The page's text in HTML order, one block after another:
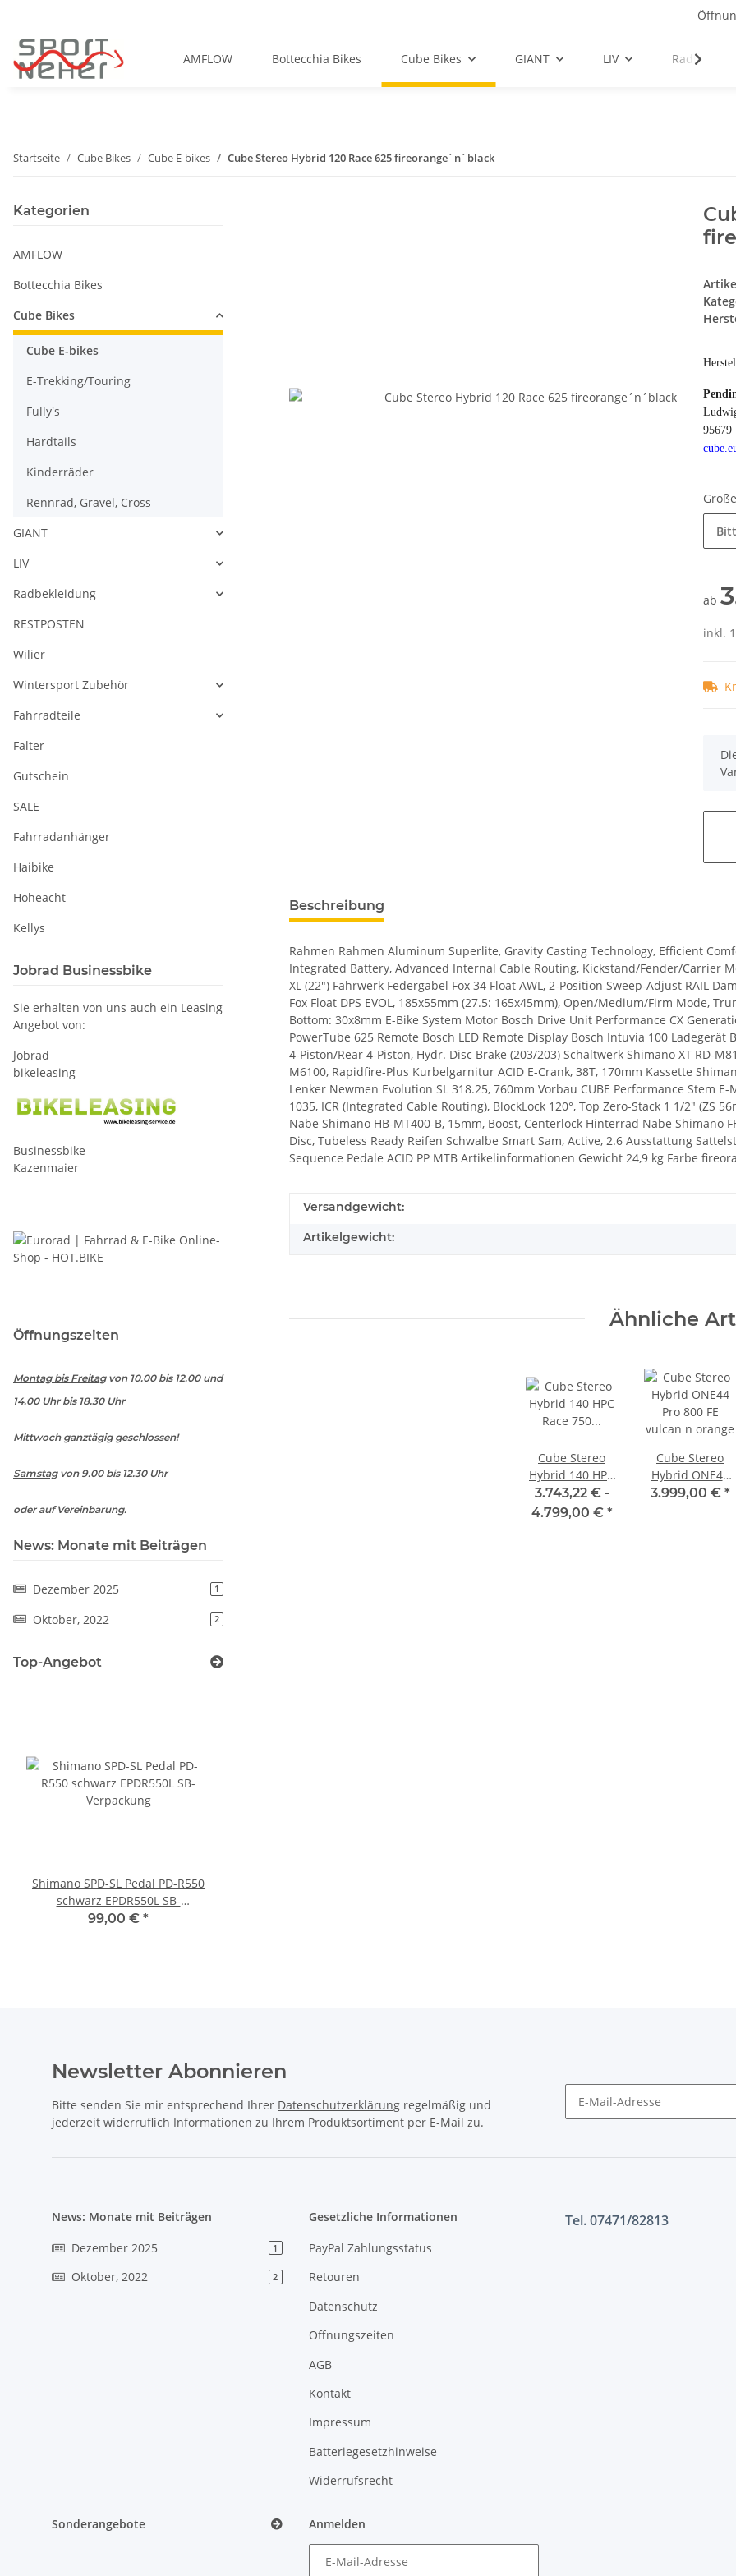
AMFLOW Bottecchia Bikes Cube Bikes GIANT LIV
Startseite Cube Bikes Cube E-bikes Cube Stereo Hybrid 120 Race 625 fireorange´n´black
95679
Größe
ab
inkl.
x
Beschreibung
Rahmen Rahmen Aluminum Superlite, Gravity Casting Technology, Efficient
Integrated Battery, Advanced Internal Cable Routing, Kickstand/Fender/Carrier
XL (22") Fahrwerk Federgabel Fox 34 Float AWL, 2-Position Sweep-Adjust RAIL
Fox Float DPS EVOL, 185x55mm (27.5: 165x45mm), Open/Medium/Firm Mode,
Bottom: 30x8mm E-Bike System Motor Bosch Drive Unit Performance CX
PowerTube 625 Remote Bosch LED Remote Display Bosch Intuvia 100
4-Piston/Rear 4-Piston, Hydr. Disc Brake (203/203) Schaltwerk Shimano XT RD-
M6100, Rapidfire-Plus Kurbelgarnitur ACID E-Crank, 38T, 170mm Kassette
Lenker Newmen Evolution SL 318.25, 760mm Vorbau CUBE Performance Stem
1035, ICR (Integrated Cable Routing), BlockLock 120°, Top Zero-Stack 1 1/2" (ZS
Nabe Shimano HB-MT400-B, 15mm, Boost, Centerlock Hinterrad Nabe Shimano
Disc, Tubeless Ready Reifen Schwalbe Smart Sam, Active, 2.6 Ausstattung
Sequence Pedale ACID PP MTB Artikelinformationen Gewicht 24,9 kg Farbe
Versandgewicht:
Artikelgewicht:
Ähnliche
Cube Stereo
Hybrid 140 HPC
Race 750 grey´n
´chrome
3.743,22 € -
4.799,00 € *
Cube Stereo
Hybrid ONE44
Pro 800 FE
3.999,00 € *
Kategorien
AMFLOW
Bottecchia Bikes
Cube Bikes
Cube E-bikes
E-Trekking/Touring
Fully's
Hardtails
Kinderräder
Rennrad, Gravel, Cross
GIANT
LIV
Radbekleidung
RESTPOSTEN
Wilier
Wintersport Zubehör
Fahrradteile
Falter
Gutschein
SALE
Fahrradanhänger
Haibike
Hoheacht
Kellys
Jobrad Businessbike
Sie erhalten von uns auch ein Leasing
Angebot von:
Jobrad
bikeleasing
Businessbike
Kazenmaier
Öffnungszeiten
Montag bis Freitagvon 10.00 bis 12.00 und
14.00 Uhr bis 18.30 Uhr
Mittwochganztägig geschlossen!
Samstagvon 9.00 bis 12.30 Uhr
oder auf Vereinbarung.
News: Monate mit Beiträgen
Dezember 2025 1
Oktober, 2022 2
Top-Angebot
Shimano SPD-SL Pedal PD-R550
schwarz EPDR550L SB-
Verpackung
99,00 € *
Newsletter Abonnieren
Bitte senden Sie mir entsprechend Ihrer Datenschutzerklärung regelmäßig und
jederzeit widerruflich Informationen zu Ihrem Produktsortiment per E-Mail zu.
News: Monate mit Beiträgen
Dezember 2025 1
Oktober, 2022 2
Gesetzliche Informationen
PayPal Zahlungsstatus
Retouren
Datenschutz
Öffnungszeiten
AGB
Kontakt
Impressum
Batteriegesetzhinweise
Widerrufsrecht
Tel. 07471/82813
Sonderangebote Anmelden
E-Mail-Adresse